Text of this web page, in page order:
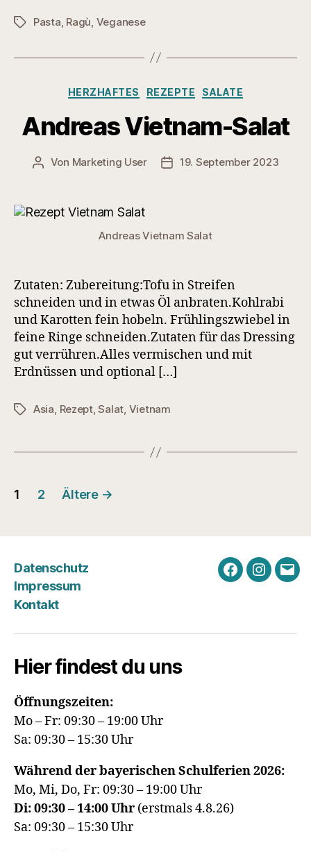
Schlagwörter
Pasta, Ragù, Veganese
Kategorien
HERZHAFTES REZEPTE SALATE
Andreas Vietnam-Salat
Beitragsautor
Von Marketing User Veröffentlichungsdatum
19. September 2023
Andreas Vietnam Salat
Zutaten: Zubereitung:Tofu in Streifen
schneiden und in etwas Öl anbraten.Kohlrabi
und Karotten fein hobeln. Frühlingszwiebel in
feine Ringe schneiden.Zutaten für das Dressing
gut verrühren.Alles vermischen und mit
Erdnüssen und optional […]
Schlagwörter
Asia, Rezept,Salat, Vietnam
Seitennummerierung
Beiträge
1 2 Ältere →
Datenschutz
Impressum
Kontakt
FacebookE-
Hier findest du uns
Öffnungszeiten:
Mo – Fr: 09:30 – 19:00 Uhr
Sa: 09:30 – 15:30 Uhr
Während der bayerischen Schulferien 2026:
Mo, Mi, Do, Fr: 09:30 – 19:00 Uhr
Di: 09:30 – 14:00 Uhr (erstmals 4.8.26)
Sa: 09:30 – 15:30 Uhr